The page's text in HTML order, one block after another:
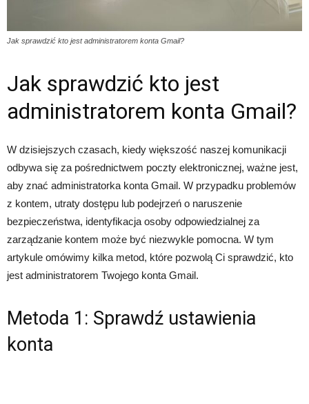
Jak sprawdzić kto jest administratorem konta Gmail?
Jak sprawdzić kto jest
administratorem konta Gmail?
W dzisiejszych czasach, kiedy większość naszej komunikacji
odbywa się za pośrednictwem poczty elektronicznej, ważne jest,
aby znać administratorka konta Gmail. W przypadku problemów
z kontem, utraty dostępu lub podejrzeń o naruszenie
bezpieczeństwa, identyfikacja osoby odpowiedzialnej za
zarządzanie kontem może być niezwykle pomocna. W tym
artykule omówimy kilka metod, które pozwolą Ci sprawdzić, kto
jest administratorem Twojego konta Gmail.
Metoda 1: Sprawdź ustawienia
konta